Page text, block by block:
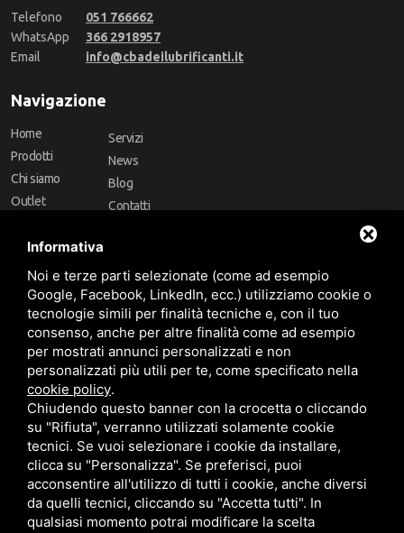
Telefono
051 766662
WhatsApp
366 2918957
Email
info@cbadeilubrificanti.it
Navigazione
Home
Prodotti
Chi siamo
Outlet
Marchi
Servizi
News
Blog
Contatti
Follow Us
Area riservata
CBA dei Lubrificanti Spa - P. IVA 00624811204 - Codice fiscale 03472740376
R.E.A. n° 293659 - REG. IMPRESE BO Capitale Sociale €. 120.000 int. versati -
Informativa
Noi e terze parti selezionate (come ad esempio
Google, Facebook, LinkedIn, ecc.) utilizziamo cookie o
tecnologie simili per finalità tecniche e, con il tuo
consenso, anche per altre finalità come ad esempio
per mostrati annunci personalizzati e non
personalizzati più utili per te, come specificato nella
cookie policy.
Chiudendo questo banner con la crocetta o cliccando
su "Rifiuta", verranno utilizzati solamente cookie
tecnici. Se vuoi selezionare i cookie da installare,
clicca su "Personalizza". Se preferisci, puoi
acconsentire all'utilizzo di tutti i cookie, anche diversi
da quelli tecnici, cliccando su "Accetta tutti". In
qualsiasi momento potrai modificare la scelta